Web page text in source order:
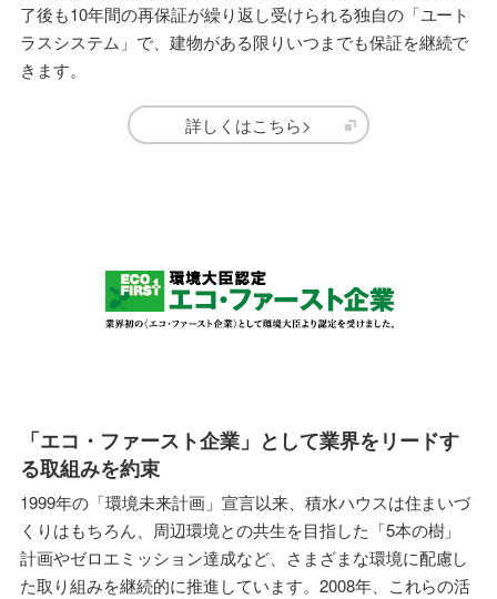
了後も10年間の再保証が繰り返し受けられる独自の「ユート
ラスシステム」で、建物がある限りいつまでも保証を継続で
きます。
詳しくはこちら>
「エコ・ファースト企業」として業界をリードす
る取組みを約束
1999年の「環境未来計画」宣言以来、積水ハウスは住まいづ
くりはもちろん、周辺環境との共生を目指した「5本の樹」
計画やゼロエミッション達成など、さまざまな環境に配慮し
た取り組みを継続的に推進しています。2008年、これらの活